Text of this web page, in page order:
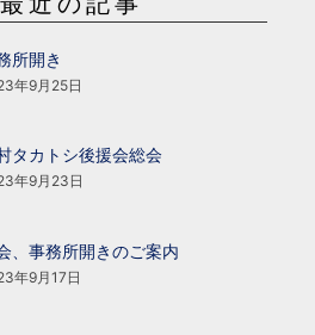
所開き
年9月25日
タカトシ後援会総会
年9月23日
、事務所開きのご案内
年9月17日